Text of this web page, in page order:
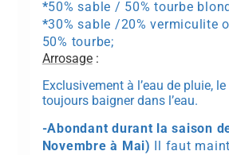
*50% sable / 50% tourbe
*30% sable /20% vermiculite
50% tourbe;
Arrosage:
Exclusivement à l’eau de pluie,
toujours baigner dans l’eau.
-Abondant durant la saison
Novembre à Mai) Il faut